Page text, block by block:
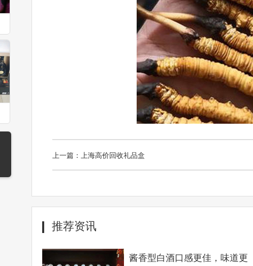
上一篇：上海高价回收礼品盒
推荐资讯
酱香型白酒口感更佳，味道更